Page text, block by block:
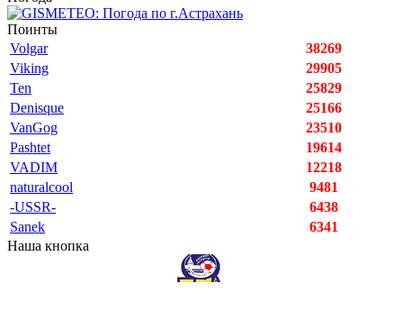
Поинты
Volgar
38269
Viking
29905
Ten
25829
Denisque
25166
VanGog
23510
Pashtet
19614
VADIM
12218
naturalcool
9481
-USSR-
6438
Sanek
6341
Наша кнопка